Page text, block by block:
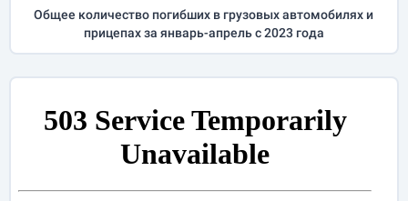
Общее количество погибших в грузовых автомобилях и
прицепах за январь-апрельс 2023 года